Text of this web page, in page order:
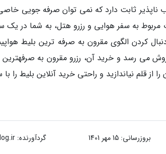
ثابت دارد که نمی توان صرفه جویی
مربوط به سفر هوایی و رزرو هتل، به شما در
دنبال کردن الگوی مقرون به صرفه ترین بلیط
می رسد و خرید آن، رزرو مقرون به
قلم نیاندازید و راحتی خرید آنلاین بلیط را
بروزرسانی: 15 مهر 1401 گردآورنده: